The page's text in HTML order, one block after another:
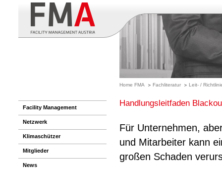
Home FMA Fachliteratur Leit- /
Facility Management
Netzwerk
Klimaschützer
Mitglieder
News
Handlungsleitfaden
Für Unternehmen,
und Mitarbeiter kann
großen Schaden